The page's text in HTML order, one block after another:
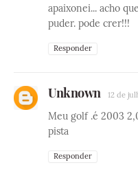
apaixonei... acho
puder. pode crer!!!
Responder
Unknown 12 de
Meu golf .é 2003
pista
Responder